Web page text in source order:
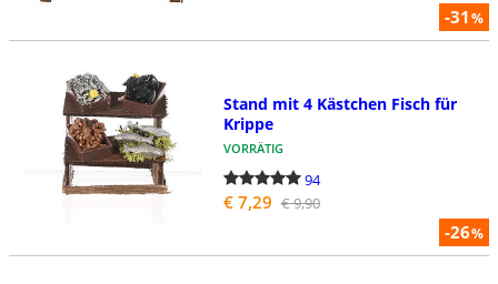
-31%
-26%
Stand mit 4 Kästchen Fisch für
Krippe
VORRÄTIG
94
€ 7,29 € 9,90